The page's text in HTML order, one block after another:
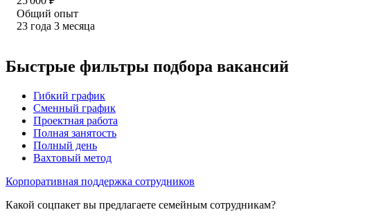
Общий опыт
23 года 3 месяца
Быстрые фильтры подбора вакансий
Гибкий график
Сменный график
Проектная работа
Полная занятость
Полный день
Вахтовый метод
Корпоративная поддержка сотрудников
Какой соцпакет вы предлагаете семейным сотрудникам?